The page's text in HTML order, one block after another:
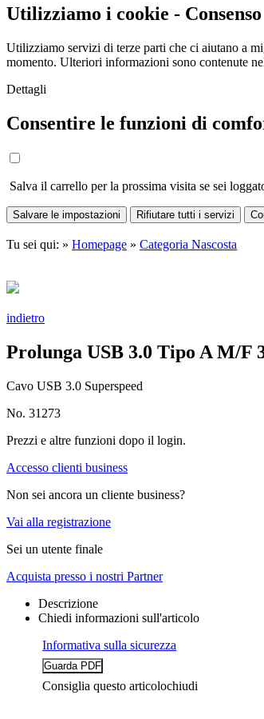
Utilizziamo i cookie - Consenso
Utilizziamo servizi di terze parti che ci aiutano a
momento. Ulteriori informazioni sono contenute
Dettagli
Consentire le funzioni di
Salva il carrello per la prossima visita se sei
Salvare le impostazioni Rifiutare tutti i servizi
Tu sei qui: » Homepage » Categoria Nascosta
indietro
Prolunga USB 3.0 Tipo A M/F
Cavo USB 3.0 Superspeed
No. 31273
Prezzi e altre funzioni dopo il login.
Accesso clienti business
Non sei ancora un cliente business?
Vai alla registrazione
Sei un utente finale
Acquista presso i nostri Partner
Descrizione
Chiedi informazioni sull'articolo
Informativa sulla sicurezza
Consiglia questo articolochiudi